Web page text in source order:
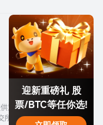
迎新重磅礼 股
票/BTC等任你选!
意见牌照（第5
所期权结算所参